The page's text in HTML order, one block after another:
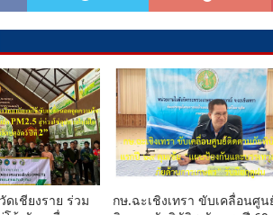
ดเชียงราย ร่วม
กษ.ฉะเชิงเทรา ขับเคลื่อนศูน